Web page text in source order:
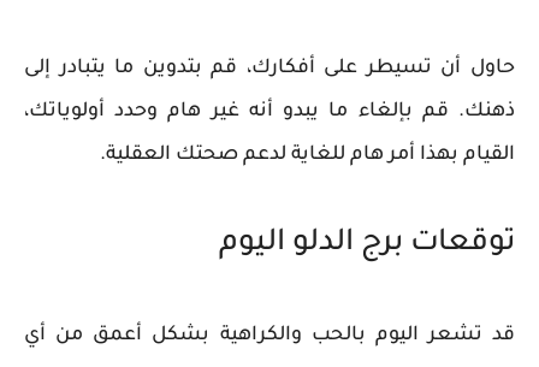
حاول أن تسيطر على أفكارك، قم بتدوين ما يتبادر إلى
ذهنك. قم بإلغاء ما يبدو أنه غير هام وحدد أولوياتك،
القيام بهذا أمر هام للغاية لدعم صحتك العقلية.
توقعات برج الدلو اليوم
قد تشعر اليوم بالحب والكراهية بشكل أعمق من أي